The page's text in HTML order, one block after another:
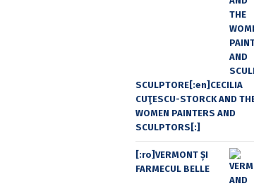
SCULPTORE[:en]CECILIA
CUŢESCU-STORCK AND
WOMEN PAINTERS AND
SCULPTORS[:]
[:ro]VERMONT ȘI
FARMECUL BELLE